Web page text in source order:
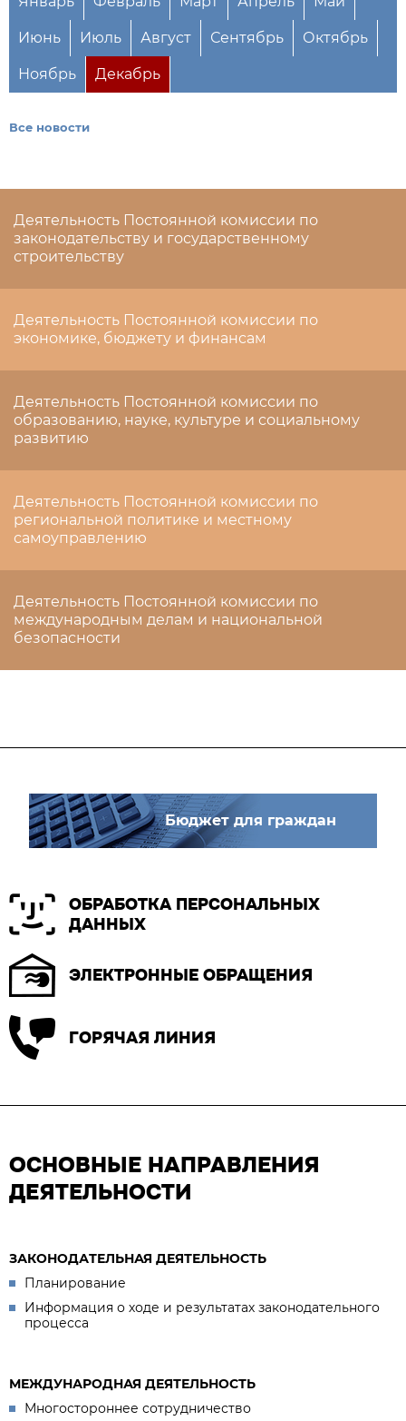
Июнь Июль Август Сентябрь Октябрь
Ноябрь Декабрь
Все новости
Деятельность Постоянной комиссии по
законодательству и государственному
строительству
Деятельность Постоянной комиссии по
экономике, бюджету и финансам
Деятельность Постоянной комиссии по
образованию, науке, культуре и социальному
развитию
Деятельность Постоянной комиссии по
региональной политике и местному
самоуправлению
Деятельность Постоянной комиссии по
международным делам и национальной
безопасности
Бюджет для граждан
ОБРАБОТКА ПЕРСОНАЛЬНЫХ
ДАННЫХ
ЭЛЕКТРОННЫЕ ОБРАЩЕНИЯ
ГОРЯЧАЯ ЛИНИЯ
ОСНОВНЫЕ НАПРАВЛЕНИЯ
ДЕЯТЕЛЬНОСТИ
ЗАКОНОДАТЕЛЬНАЯ ДЕЯТЕЛЬНОСТЬ
Планирование
Информация о ходе и результатах законодательного
процесса
МЕЖДУНАРОДНАЯ ДЕЯТЕЛЬНОСТЬ
Многостороннее сотрудничество